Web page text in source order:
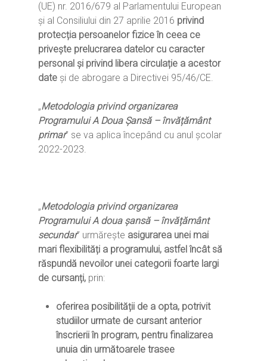
(UE) nr. 2016/679 al Parlamentului European
și al Consiliului din 27 aprilie 2016 privind
protecția persoanelor fizice în ceea ce
privește prelucrarea datelor cu caracter
personal și privind libera circulație a acestor
date și de abrogare a Directivei 95/46/CE.
„Metodologia privind organizarea
Programului A Doua Șansă – învățământ
primar” se va aplica începând cu anul școlar
2022-2023.
„Metodologia privind organizarea
Programului A doua șansă – învățământ
secundar” urmărește asigurarea unei mai
mari flexibilități a programului, astfel încât să
răspundă nevoilor unei categorii foarte largi
de cursanți, prin:
oferirea posibilității de a opta, potrivit
studiilor urmate de cursant anterior
înscrierii în program, pentru finalizarea
unuia din următoarele trasee